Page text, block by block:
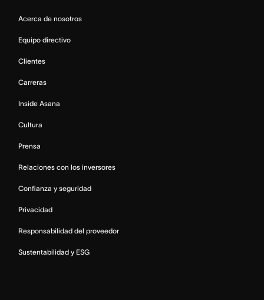
Acerca de nosotros
Equipo directivo
Clientes
Carreras
Inside Asana
Cultura
Prensa
Relaciones con los inversores
Confianza y seguridad
Privacidad
Responsabilidad del proveedor
Sustentabilidad y ESG